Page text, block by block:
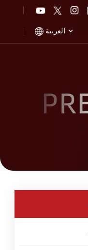
العربية
Français
中文